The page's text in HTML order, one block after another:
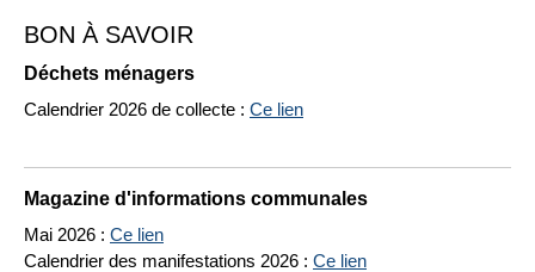
BON À SAVOIR
Déchets ménagers
Calendrier 2026 de collecte : Ce lien
Magazine d'informations communales
Mai 2026 : Ce lien
Calendrier des manifestations 2026 : Ce lien